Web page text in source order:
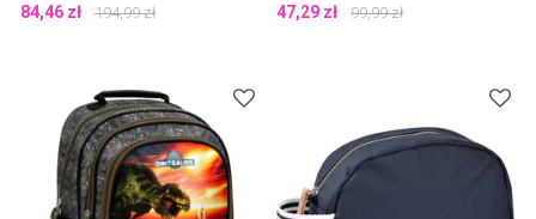
84,46 zł 194,99zł 47,29 zł 99,99zł